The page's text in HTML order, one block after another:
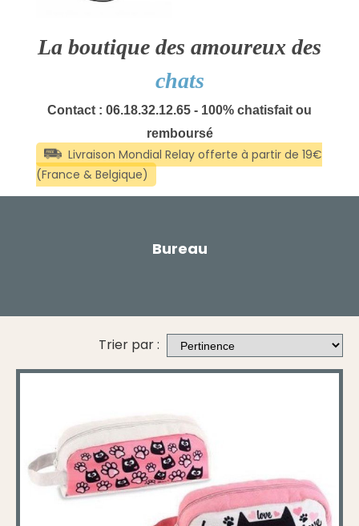
La boutique des amoureux des
chats
Contact : 06.18.32.12.65 - 100% chatisfait ou
remboursé
Bureau
Trier par :